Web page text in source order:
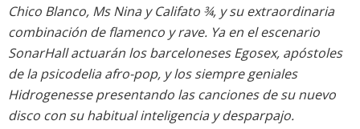
Chico Blanco, Ms Nina y Califato ¾, y su extraordinaria
combinación de flamenco y rave. Ya en el escenario
SonarHall actuarán los barceloneses Egosex, apóstoles
de la psicodelia afro-pop, y los siempre geniales
Hidrogenesse presentando las canciones de su nuevo
disco con su habitual inteligencia y desparpajo.